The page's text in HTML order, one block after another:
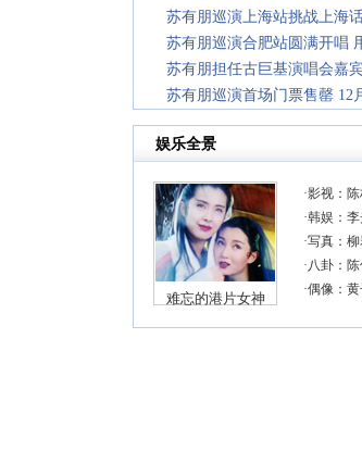
苏有朋巡演上海站挑战上海
苏有朋巡演合肥站圆满开唱
苏有朋担任古巨基演唱会嘉
苏有朋巡演首场门票售罄 12